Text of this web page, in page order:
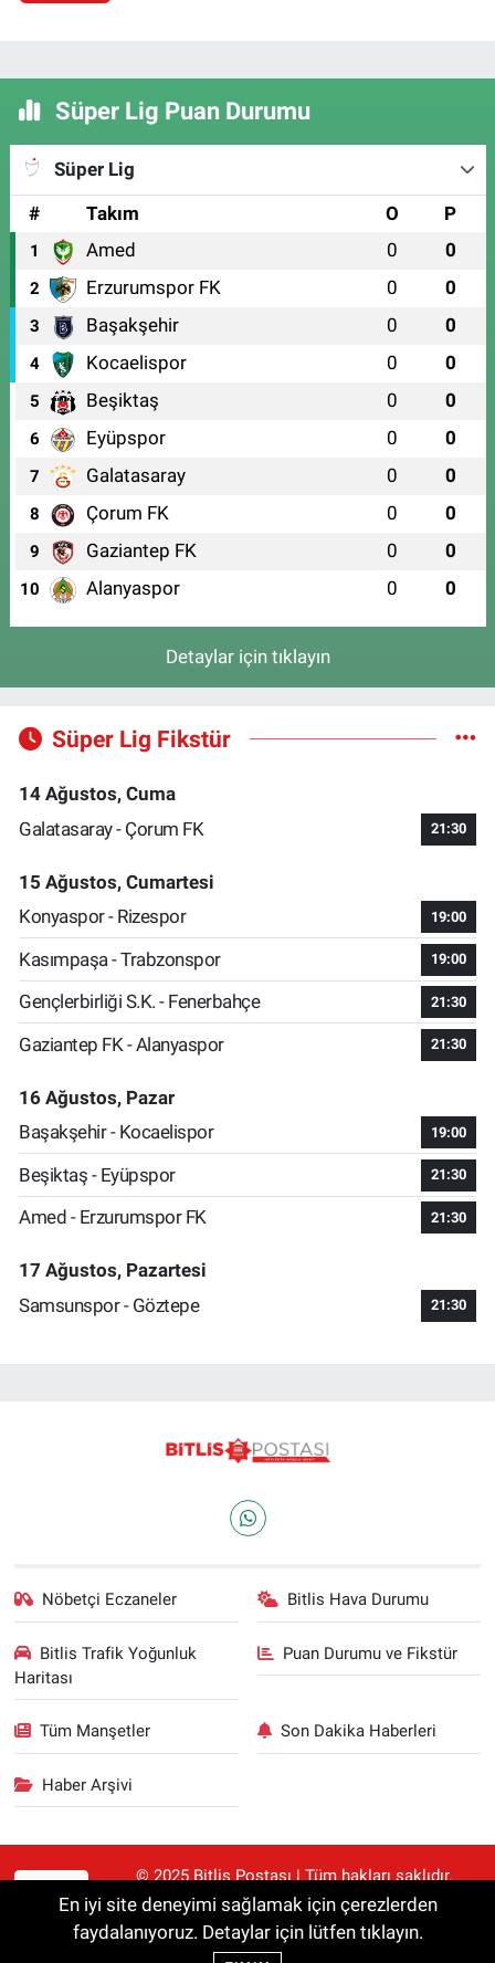
Süper Lig Puan Durumu
Süper Lig
#
Takım O P
1 Amed 0 0
2 Erzurumspor FK 0 0
3 Başakşehir 0 0
4 Kocaelispor 0 0
5 Beşiktaş 0 0
6 Eyüpspor 0 0
7 Galatasaray 0 0
8 Çorum FK 0 0
9 Gaziantep FK 0 0
10 Alanyaspor 0 0
Detaylar için tıklayın
Süper Lig Fikstür
14 Ağustos, Cuma
Galatasaray - Çorum FK
21:30
15 Ağustos, Cumartesi
Konyaspor - Rizespor
19:00
Kasımpaşa - Trabzonspor 19:00
Gençlerbirliği S.K. - Fenerbahçe 21:30
Gaziantep FK - Alanyaspor 21:30
16 Ağustos, Pazar
Başakşehir - Kocaelispor
19:00
Beşiktaş - Eyüpspor 21:30
Amed - Erzurumspor FK 21:30
17 Ağustos, Pazartesi
Samsunspor - Göztepe
21:30
Nöbetçi Eczaneler Bitlis Hava Durumu
Bitlis Trafik Yoğunluk
Haritası
Puan Durumu ve Fikstür
Tüm Manşetler Son Dakika Haberleri
Haber Arşivi
© 2025 Bitlis Postası | Tüm hakları saklıdır.
Haberler kaynak gösterilmeden alıntılanamaz.
En iyi site deneyimi sağlamak için çerezlerden
faydalanıyoruz. Detaylar için lütfen tıklayın.